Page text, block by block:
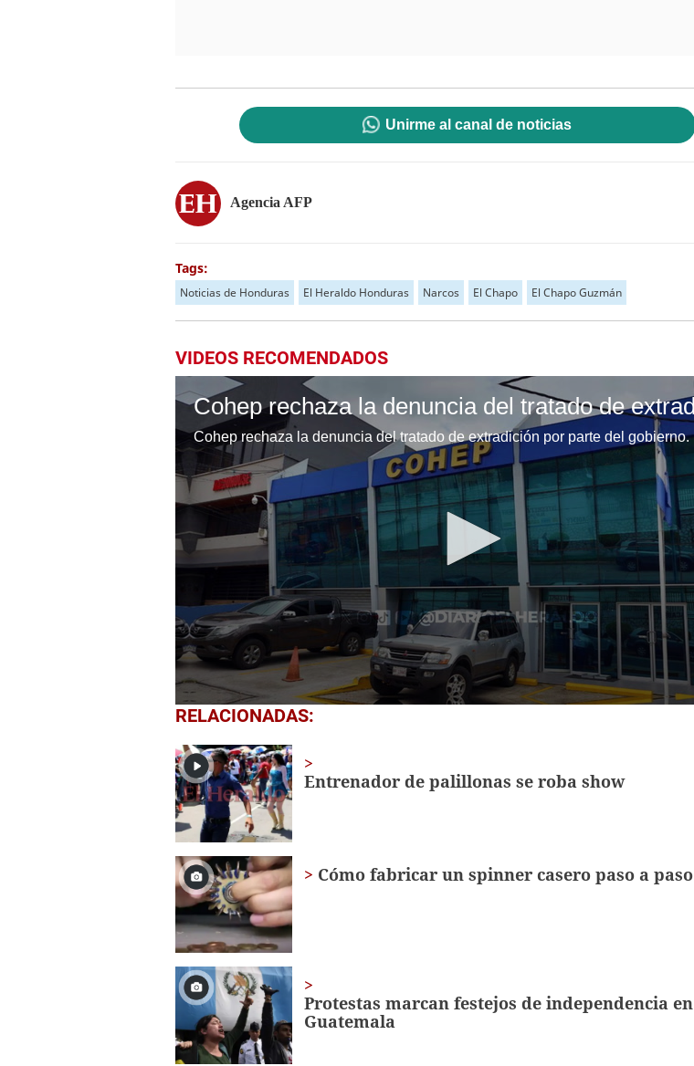
Unirme al canal de noticias
Agencia AFP
Tags:
Noticias de Honduras El Heraldo Honduras Narcos El Chapo El Chapo Guzmán
VIDEOS RECOMENDADOS
Cohep rechaza la denuncia del tratado de extradición por parte del gobierno.
0
seconds
1
minute,
50
secondsVolume
0%
RELACIONADAS:
Entrenador de palillonas se roba show
Cómo fabricar un spinner casero paso a paso
Protestas marcan festejos de independencia en
Guatemala